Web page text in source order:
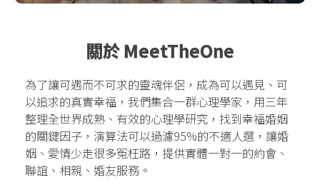
關於 MeetTheOne
為了讓可遇而不可求的靈魂伴侶，成為可以遇見、可
以追求的真實幸福，我們集合一群心理學家，用三年
整理全世界成熟、有效的心理學研究，找到幸福婚姻
的關鍵因子，演算法可以過濾95%的不適人選，讓婚
姻、愛情少走很多冤枉路，提供實體一對一的約會、
聯誼、相親、婚友服務。